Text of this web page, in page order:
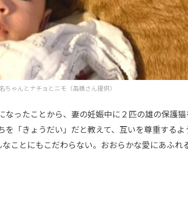
ちゃんとナチョとニモ（高橋さん提供）
ったことから、妻の妊娠中に２匹の雄の保護
「きょうだい」だと教えて、互いを尊重するよ
ことにもこだわらない。おおらかな愛にあふれ